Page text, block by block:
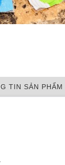
TIN SẢN PHẨM